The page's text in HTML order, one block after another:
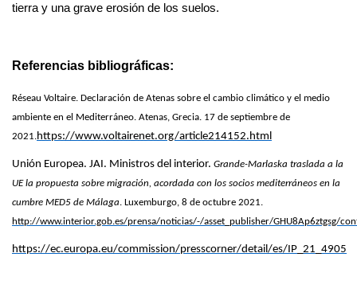
tierra y una grave erosión de los suelos.
Referencias bibliográficas:
Réseau Voltaire. Declaración de Atenas sobre el cambio climático y el medio
ambiente en el Mediterráneo. Atenas, Grecia. 17 de septiembre de
2021.https://www.voltairenet.org/article214152.html
Unión Europea. JAI. Ministros del interior. Grande-Marlaska traslada a la
UE la propuesta sobre migración, acordada con los socios mediterráneos en la
cumbre MED5 de Málaga. Luxemburgo, 8 de octubre 2021.
http://www.interior.gob.es/prensa/noticias/-/asset_publisher/GHU8Ap6ztgsg/
https://ec.europa.eu/commission/presscorner/detail/es/IP_21_4905